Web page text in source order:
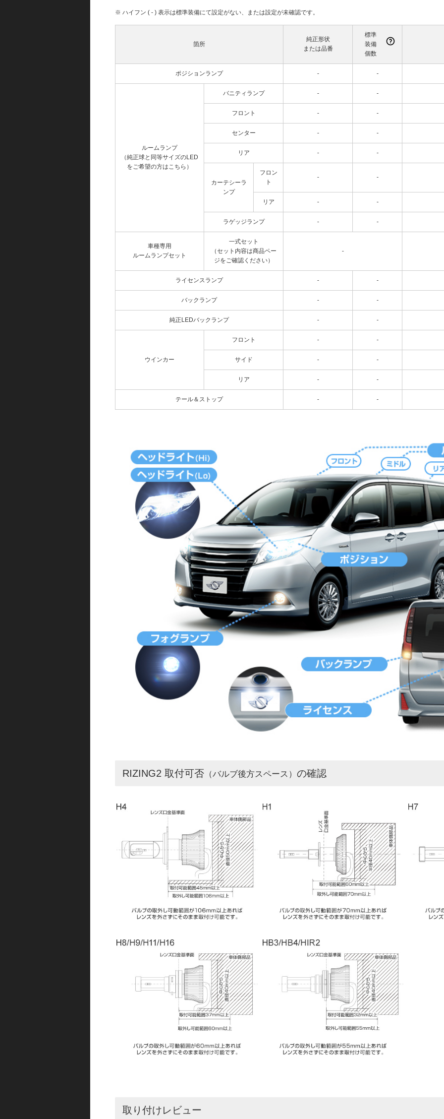
※ ハイフン ( - ) 表示は標準装備にて設定がない、または設定が未確認です。
箇所
純正形状
または品番
標準
装備
個数
ポジションランプ - -
ルームランプ
（純正球と同等サイズのLED
をご希望の方はこちら）
バニティランプ - -
フロント - -
センター - -
リア - -
カーテシーラ
ンプ
フロン
ト
- -
リア - -
ラゲッジランプ - -
車種専用
ルームランプセット
一式セット
（セット内容は商品ペー
ジをご確認ください）
-
ライセンスランプ - -
バックランプ - -
純正LEDバックランプ - -
ウインカー
フロント - -
サイド - -
リア - -
テール＆ストップ - -
RIZING2 取付可否 （バルブ後方スペース） の確認
取り付けレビュー